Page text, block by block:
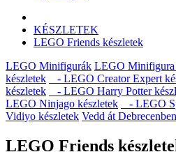
KÉSZLETEK
LEGO Friends készletek
LEGO Minifigurák LEGO Minifigura
készletek
- LEGO Creator Expert
készletek
- LEGO Harry Potter
LEGO Ninjago készletek
- LEGO
Vidiyo készletek Vedd át
LEGO Friends